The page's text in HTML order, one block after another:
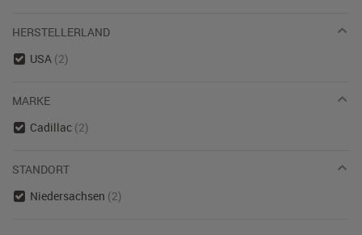
HERSTELLERLAND
USA (2)
MARKE
Cadillac (2)
STANDORT
Niedersachsen (2)